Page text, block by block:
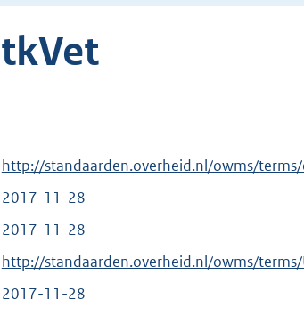
http://standaarden.overheid.nl/owms/
2017-11-28
2017-11-28
http://standaarden.overheid.nl/owms/
2017-11-28